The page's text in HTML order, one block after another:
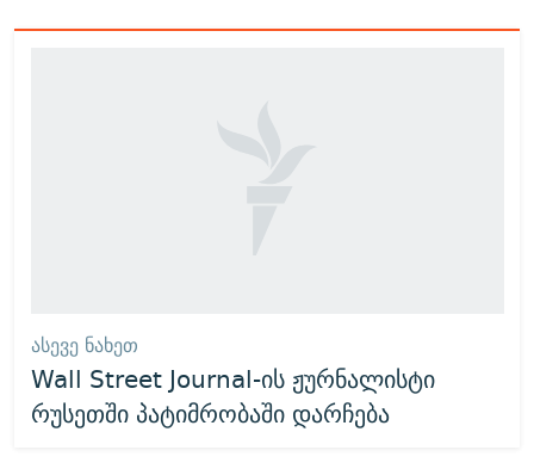
ᲐᲡᲔᲕᲔ ᲜᲐᲮᲔᲗ
Wall Street Journal-ის ჟურნალისტი
რუსეთში პატიმრობაში დარჩება